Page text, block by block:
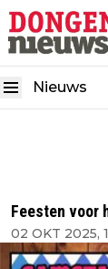
Nieuws
Feesten voor
02 OKT 2025,